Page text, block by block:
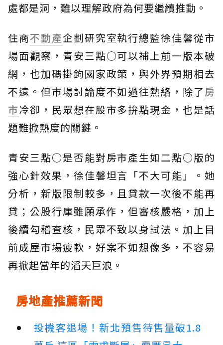
處都是洞，難以理解政府為何要繼續推動。
住商不動產企劃研究室執行總監徐佳馨從市
場面觀察，青安三點○可以補上前一版本破
網，也加碼掛鉤國家政策，與外界預期相去
不遠。但市場討論度不如過往熱絡，除了房
市冷卻，民眾想在股市多拚點現金，也是話
題難掀熱度的關鍵。
青安三點○是否能對房市產生如二點○版的
強心針效果，徐佳馨坦言「不大可能」。她
分析，新版限制較多，且貸款一次後不能再
貸；公股行庫雖願承作，但審核嚴格，加上
後續勾稽查核，民眾不致以身試法。加上目
前成屋市場疲軟，好案不如想像多，不容易
再掀起當年的滔天巨浪。
房地產推薦新聞
投機客退場！新北預售待售量破1.8